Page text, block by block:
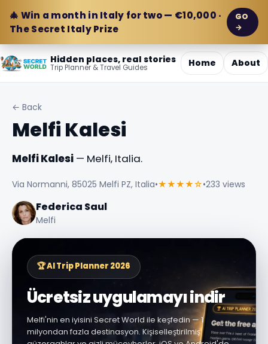
🎄 Win a month in Italy for two — €10,000 ·
The Secret Italy Prize
GO
→
Hidden places, real stories
Trip Planner & Travel Guides Home About
← Back
Melfi Kalesi
Melfi Kalesi — Melfi, Italia.
Via Normanni, 85025 Melfi PZ, Italia•★★★★☆•233 views
Federica Saul
Melfi
🏆 AI Trip Planner 2026
Ücretsiz uygulamayı indir
Melfi'nin en iyisini Secret World ile keşfedin — 1
milyondan fazla destinasyon. Kişiselleştirilmiş